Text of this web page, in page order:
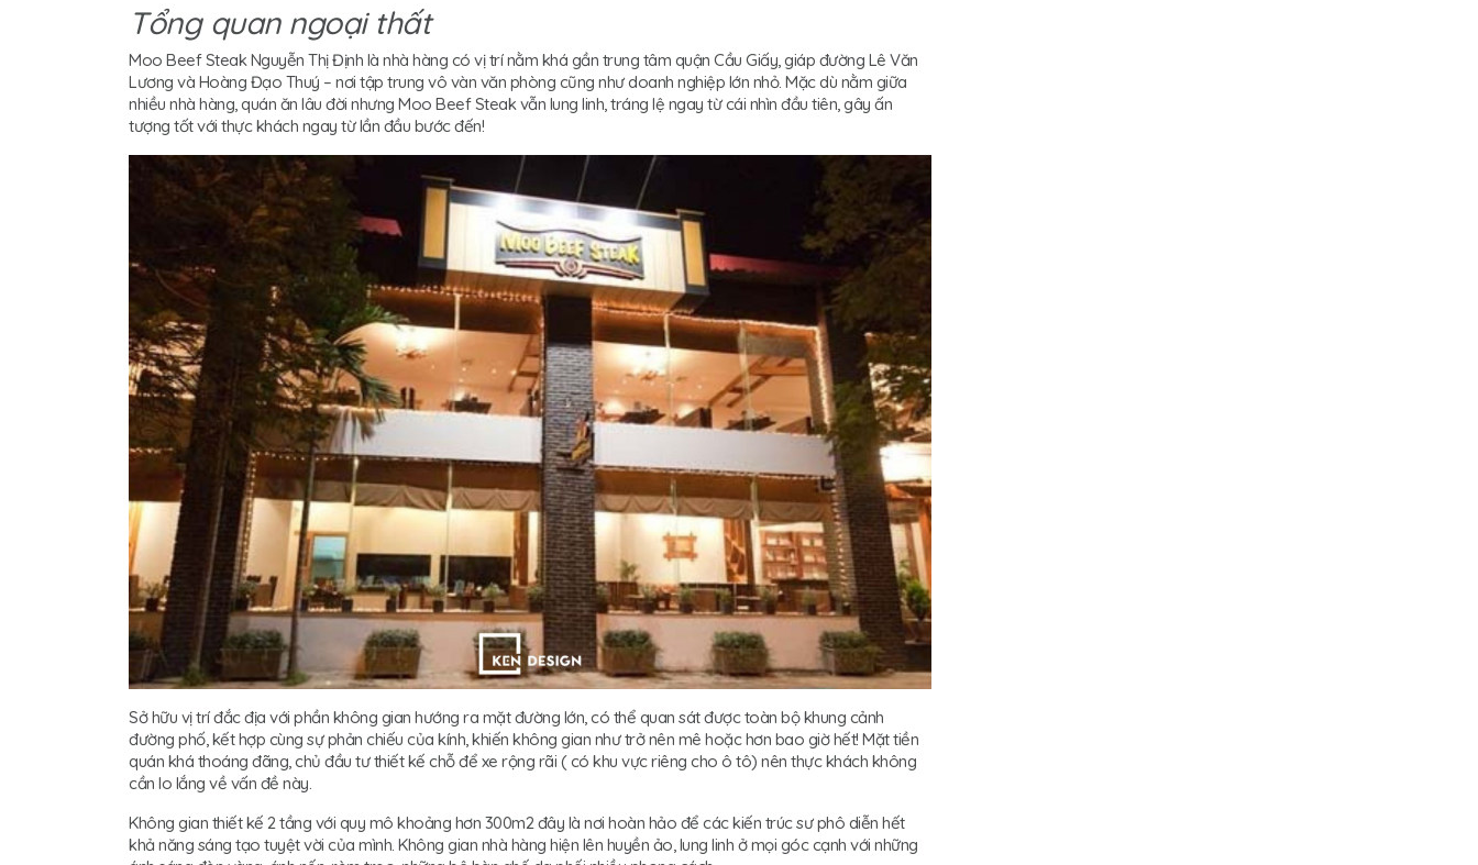
Tổng quan ngoại thất
Moo Beef Steak Nguyễn Thị Định là nhà hàng có vị trí nằm khá gần trung tâm quận Cầu Giấy, giáp đường Lê Văn
Lương và Hoàng Đạo Thuý – nơi tập trung vô vàn văn phòng cũng như doanh nghiệp lớn nhỏ. Mặc dù nằm giữa
nhiều nhà hàng, quán ăn lâu đời nhưng Moo Beef Steak vẫn lung linh, tráng lệ ngay từ cái nhìn đầu tiên, gây ấn
tượng tốt với thực khách ngay từ lần đầu bước đến!
Sở hữu vị trí đắc địa với phần không gian hướng ra mặt đường lớn, có thể quan sát được toàn bộ khung cảnh
đường phố, kết hợp cùng sự phản chiếu của kính, khiến không gian như trở nên mê hoặc hơn bao giờ hết! Mặt tiền
quán khá thoáng đãng, chủ đầu tư thiết kế chỗ để xe rộng rãi ( có khu vực riêng cho ô tô) nên thực khách không
cần lo lắng về vấn đề này.
Không gian thiết kế 2 tầng với quy mô khoảng hơn 300m2 đây là nơi hoàn hảo để các kiến trúc sư phô diễn hết
khả năng sáng tạo tuyệt vời của mình. Không gian nhà hàng hiện lên huyền ảo, lung linh ở mọi góc cạnh với những